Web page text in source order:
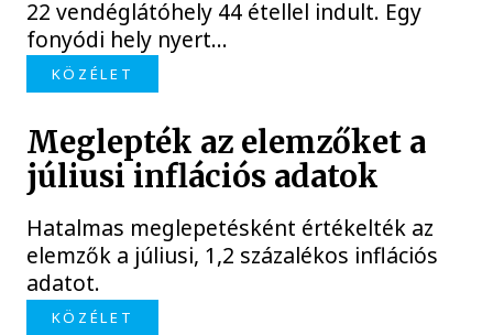
22 vendéglátóhely 44 étellel indult. Egy
fonyódi hely nyert...
KÖZÉLET
Meglepték az elemzőket a
júliusi inflációs adatok
Hatalmas meglepetésként értékelték az
elemzők a júliusi, 1,2 százalékos inflációs
adatot.
KÖZÉLET